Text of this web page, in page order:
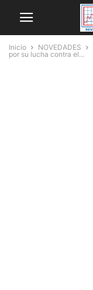
Inicio NOVEDADES
por su lucha contra el...